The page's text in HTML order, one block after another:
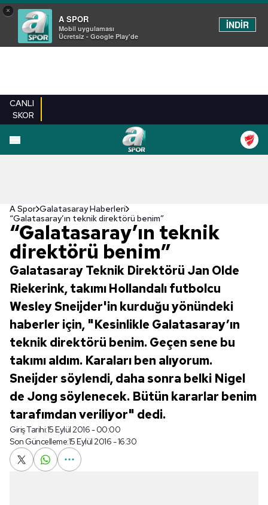
×
A SPOR
Mobil uygulaması
Ücretsiz - Google Play'de
İNDİR
CANLI
SKOR
A Spor Galatasaray Haberleri
“Galatasaray’ın teknik direktörü benim”
“Galatasaray’ın teknik
direktörü benim”
Galatasaray Teknik Direktörü Jan Olde
Riekerink, takımı Hollandalı futbolcu
Wesley Sneijder'in kurduğu yönündeki
haberler için, "Kesinlikle Galatasaray’ın
teknik direktörü benim. Geçen sene bu
takımı aldım. Karaları ben alıyorum.
Sneijder söylendi, daha sonra belki Nigel
de Jong söylenecek. Bütün kararlar benim
tarafımdan veriliyor" dedi.
Giriş Tarihi:15 Eylül 2016 - 00:00
Son Güncelleme:15 Eylül 2016 - 16:30